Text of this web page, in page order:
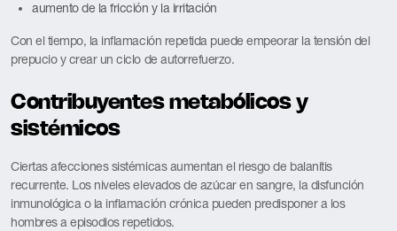
aumento de la fricción y la irritación
Con el tiempo, la inflamación repetida puede empeorar la tensión del
prepucio y crear un ciclo de autorrefuerzo.
Contribuyentes metabólicos y
sistémicos
Ciertas afecciones sistémicas aumentan el riesgo de balanitis
recurrente. Los niveles elevados de azúcar en sangre, la disfunción
inmunológica o la inflamación crónica pueden predisponer a los
hombres a episodios repetidos.